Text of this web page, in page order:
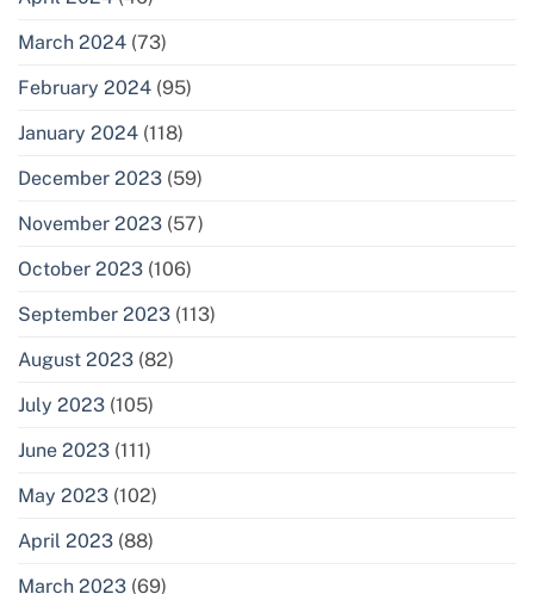
March 2024 (73)
February 2024 (95)
January 2024 (118)
December 2023 (59)
November 2023 (57)
October 2023 (106)
September 2023 (113)
August 2023 (82)
July 2023 (105)
June 2023 (111)
May 2023 (102)
April 2023 (88)
March 2023 (69)